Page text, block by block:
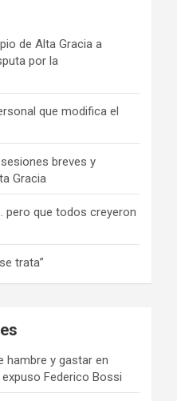
de Alta Gracia a
por la
que modifica el
breves y
Gracia
pero que todos creyeron
trata”
hambre y gastar en
Federico Bossi